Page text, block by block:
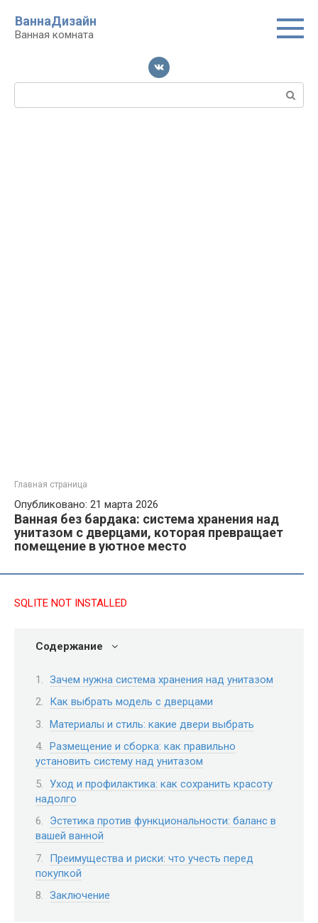
контенту
ВаннаДизайн
Ванная комната
Поиск:
Главная страница
Опубликовано: 21 марта 2026
Ванная без бардака: система хранения над
унитазом с дверцами, которая превращает
помещение в уютное место
SQLITE NOT INSTALLED
Содержание
Зачем нужна система хранения над унитазом
Как выбрать модель с дверцами
Материалы и стиль: какие двери выбрать
Размещение и сборка: как правильно
установить систему над унитазом
Уход и профилактика: как сохранить красоту
надолго
Эстетика против функциональности: баланс в
вашей ванной
Преимущества и риски: что учесть перед
покупкой
Заключение